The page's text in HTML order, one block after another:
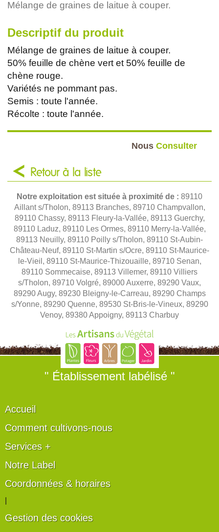
Mélange de graines de laitue à couper.
Descriptif du produit
Mélange de graines de laitue à couper.
50% feuille de chène vert et 50% feuille de
chène rouge.
Variétés ne pommant pas.
Semis : toute l'année.
Récolte : toute l'année.
Nous Consulter
Retour à la liste
Notre exploitation est située à proximité de : 89110
Aillant s/Tholon, 89113 Branches, 89710 Champvallon,
89110 Chassy, 89113 Fleury-la-Vallée, 89113 Guerchy,
89110 Laduz, 89110 Les Ormes, 89110 Merry-la-Vallée,
89113 Neuilly, 89110 Poilly s/Tholon, 89110 St-Aubin-
Château-Neuf, 89110 St-Martin s/Ocre, 89110 St-Maurice-
le-Vieil, 89110 St-Maurice-Thizouaille, 89710 Senan,
89110 Sommecaise, 89113 Villemer, 89110 Villiers
s/Tholon, 89710 Volgré, 89000 Auxerre, 89290 Vaux,
89290 Augy, 89230 Bleigny-le-Carreau, 89290 Champs
s/Yonne, 89290 Quenne, 89530 St-Bris-le-Vineux, 89290
Venoy, 89380 Appoigny, 89113 Charbuy
" Établissement labélisé "
Accueil
Comment cultivons-nous
Services +
Notre Label
Coordonnées & horaires
Gestion des cookies